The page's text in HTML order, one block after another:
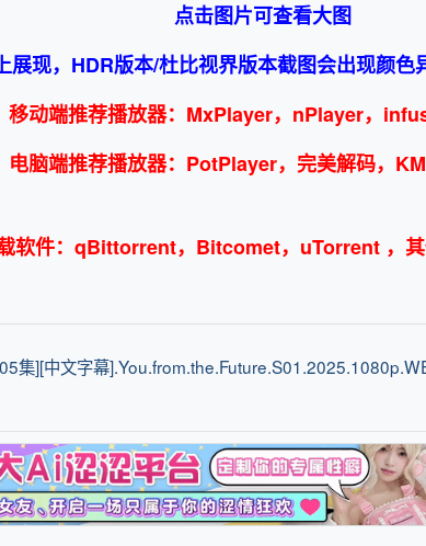
点击图片可查看大图
展现，HDR版本/杜比视界版本截图会出现颜
移动端推荐播放器：MxPlayer，nPlayer，
电脑端推荐播放器：PotPlayer，完美解码，
软件：qBittorrent，Bitcomet，uTorrent ，